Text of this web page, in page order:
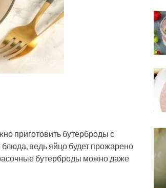
приготовить бутерброды с
ведь яйцо будет прожарено
бутерброды можно даже